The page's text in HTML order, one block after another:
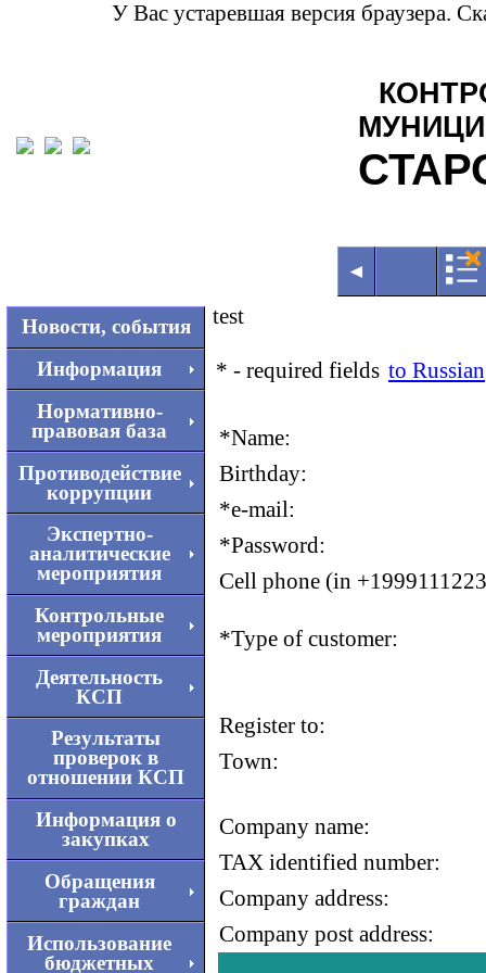
У Вас устаревшая версия браузера.
◄
Новости, события
Информация
Нормативно-
правовая база
Противодействие
коррупции
Экспертно-
аналитические
мероприятия
Контрольные
мероприятия
Деятельность
КСП
Результаты
проверок в
отношении КСП
Информация о
закупках
Обращения
граждан
Использование
бюджетных
test
* - required fields to Russian
*Name:
Birthday:
*e-mail:
*Password:
Cell phone (in
*Type of customer:
Register to:
Town:
Company name:
TAX identified number:
Company address:
Company post address: